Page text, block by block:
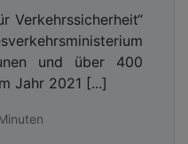
Verkehrssicherheit“
und über 400
Jahr 2021 [...]